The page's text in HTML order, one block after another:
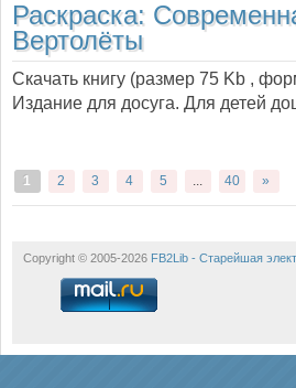
Раскраска:
Вертолёты
Скачать книгу (размер 75 Kb ,
Издание для досуга. Для детей
1 2 3 4 5 ... 40 »
Copyright © 2005-2026 FB2Lib - Старейшая